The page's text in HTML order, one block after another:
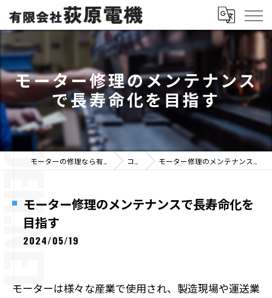
モーター修理のメンテナンス
で長寿命化を目指す
コラム モーター修理のメンテナンスで長寿命化を目指す
モーター修理のメンテナンスで長寿命化を
目指す
2024/05/19
モーターは様々な産業で使用され、製造現場や運送業